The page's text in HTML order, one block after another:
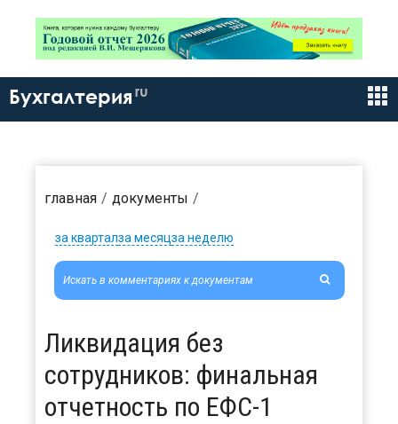
Бухгалтерия ru
главная документы
за кварталза месяцза неделю
Ликвидация без
сотрудников: финальная
отчетность по ЕФС-1